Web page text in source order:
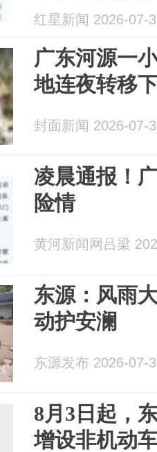
红星新闻 2026-07-
广东河源一
地连夜转移
封面新闻 2026-07-
凌晨通报！
险情
黄河新闻网吕梁
东源：风雨
动护安澜
东源发布 2026-07-
8月3日起，
增设非机动